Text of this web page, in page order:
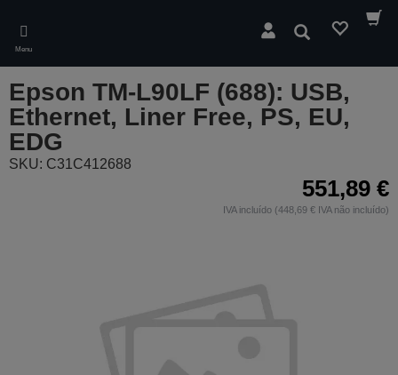
main
content
Menu
Pesquisar
Epson TM-L90LF (688): USB,
Ethernet, Liner Free, PS, EU,
EDG
SKU: C31C412688
551,89 €
IVA incluído (448,69 € IVA não incluído)